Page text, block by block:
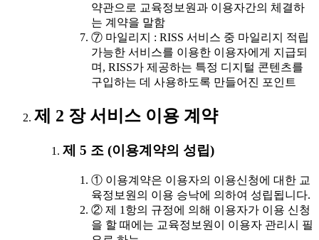
약관으로 교육정보원과 이용자간의 체결하
는 계약을 말함
⑦ 마일리지 : RISS 서비스 중 마일리지 적립
가능한 서비스를 이용한 이용자에게 지급되
며, RISS가 제공하는 특정 디지털 콘텐츠를
구입하는 데 사용하도록 만들어진 포인트
제 2 장 서비스 이용 계약
제 5 조 (이용계약의 성립)
① 이용계약은 이용자의 이용신청에 대한 교
육정보원의 이용 승낙에 의하여 성립됩니다.
② 제 1항의 규정에 의해 이용자가 이용 신청
을 할 때에는 교육정보원이 이용자 관리시 필